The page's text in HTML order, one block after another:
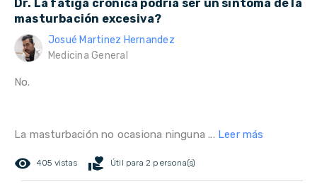
Dr. La fatiga crónica podría ser un síntoma de la
masturbación excesiva?
Josué Martinez Hernandez
Medicina General
No.
La masturbación no ocasiona ninguna ... Leer más
remove_red_eye 405 vistas volunteer_activism Útil para 2 persona(s)